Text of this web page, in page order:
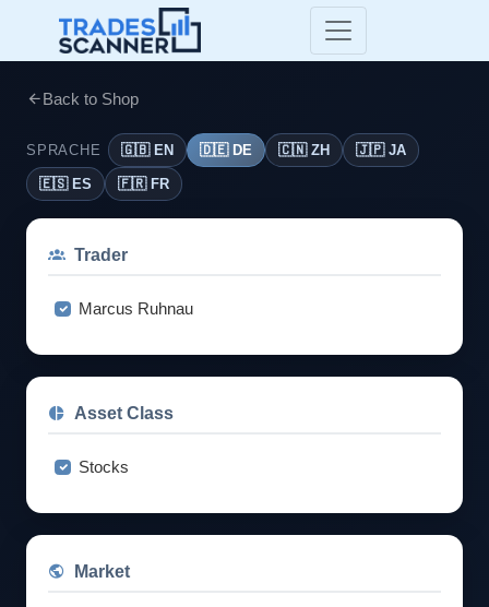
Back to Shop
SPRACHE 🇬🇧 EN 🇩🇪 DE 🇨🇳 ZH 🇯🇵 JA
🇪🇸 ES 🇫🇷 FR
Trader
Marcus Ruhnau
Asset Class
Stocks
Market